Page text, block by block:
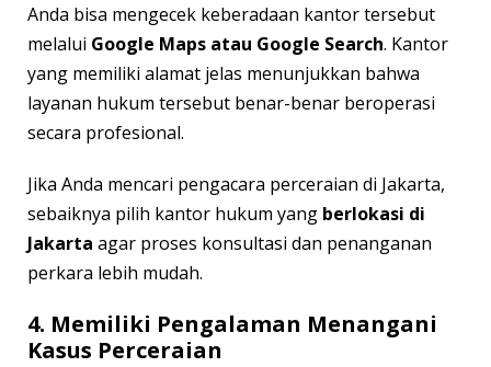
Anda bisa mengecek keberadaan kantor tersebut
melalui Google Maps atau Google Search. Kantor
yang memiliki alamat jelas menunjukkan bahwa
layanan hukum tersebut benar-benar beroperasi
secara profesional.
Jika Anda mencari pengacara perceraian di Jakarta,
sebaiknya pilih kantor hukum yang berlokasi di
Jakarta agar proses konsultasi dan penanganan
perkara lebih mudah.
4. Memiliki Pengalaman Menangani
Kasus Perceraian